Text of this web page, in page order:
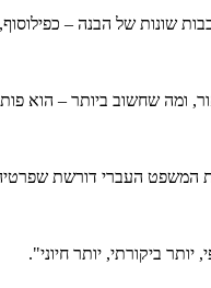
שונות של הבנה –
ומה שחשוב ביותר – הוא
העברי דורשת שפרטיה
ביקורתי, יותר חיוני".